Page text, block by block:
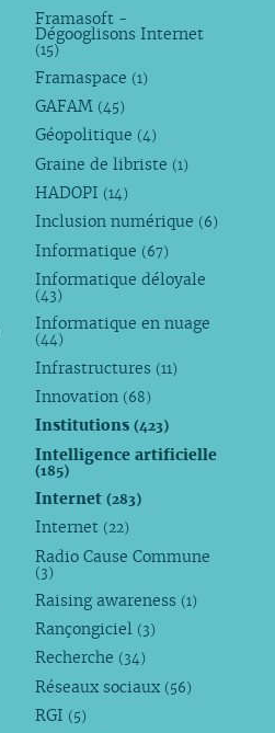
Framasoft -
Dégooglisons Internet
(15)
Framaspace (1)
GAFAM (45)
Géopolitique (4)
Graine de libriste (1)
HADOPI (14)
Inclusion numérique (6)
Informatique (67)
Informatique déloyale
(43)
Informatique en nuage
(44)
Infrastructures (11)
Innovation (68)
Institutions(423)
Intelligence artificielle
(185)
Internet(283)
Internet (22)
Radio Cause Commune
(3)
Raising awareness (1)
Rançongiciel (3)
Recherche (34)
Réseaux sociaux (56)
RGI (5)